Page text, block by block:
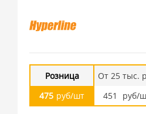
Розница
475 руб/шт
От 25 тыс.
451
руб/